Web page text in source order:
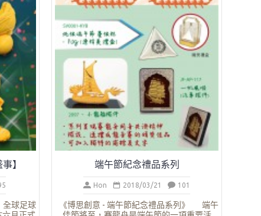
】
球足球
端午節紀念禮品系列
Hon 2018/03/21 101
《博思創意 - 端午節紀念禮品系列》 端午